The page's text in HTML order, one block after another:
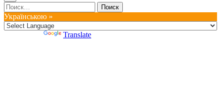
Найти:
Українською »
Translate